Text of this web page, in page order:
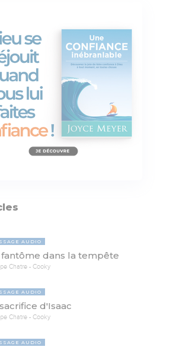
AUDIO
fantôme dans la tempête
Chatre - Cooky
AUDIO
d'Isaac
Chatre - Cooky
AUDIO